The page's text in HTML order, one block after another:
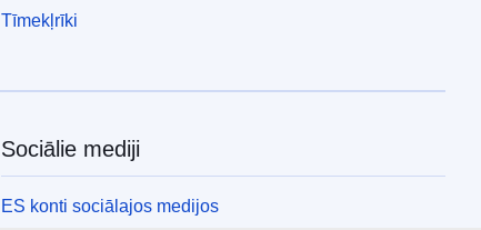
Tīmekļrīki
Sociālie mediji
ES konti sociālajos medijos